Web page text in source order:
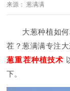
来源： 葱满满
大葱种植如
茬？葱满满专注
葱重茬种植技术
下。